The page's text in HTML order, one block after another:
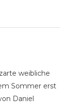
weibliche
Sommer erst
Daniel